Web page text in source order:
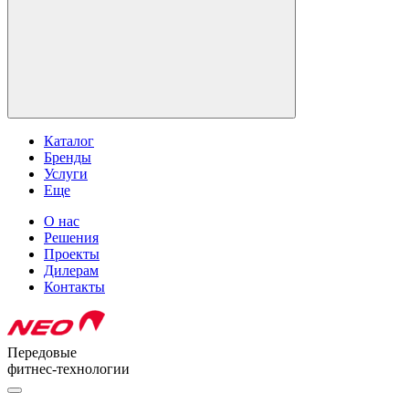
Каталог
Бренды
Услуги
Еще
О нас
Решения
Проекты
Дилерам
Контакты
Передовые
фитнес-технологии